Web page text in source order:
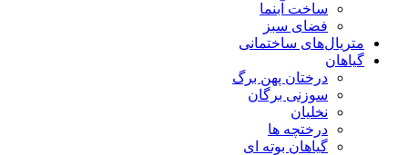
ساخت آبنما
فضای سبز
متریال‌های ساختمانی
گیاهان
درختان پهن برگ
سوزنی برگان
نخلیان
درختچه ها
گیاهان بوته ای